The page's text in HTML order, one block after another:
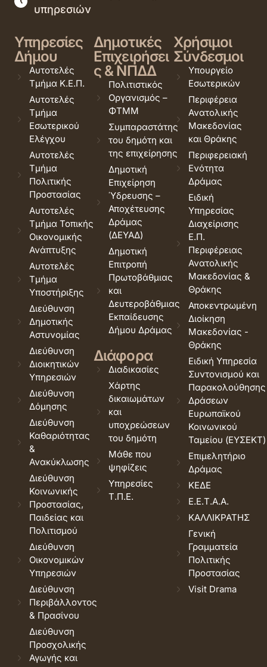
υπηρεσιών
Υπηρεσίες
Δήμου
Αυτοτελές
Τμήμα Κ.Ε.Π.
Αυτοτελές
Τμήμα
Εσωτερικού
Ελέγχου
Αυτοτελές
Τμήμα
Πολιτικής
Προστασίας
Αυτοτελές
Τμήμα Τοπικής
Οικονομικής
Ανάπτυξης
Αυτοτελές
Τμήμα
Υποστήριξης
Διεύθυνση
Δημοτικής
Αστυνομίας
Διεύθυνση
Διοικητικών
Υπηρεσιών
Διεύθυνση
Δόμησης
Διεύθυνση
Καθαριότητας
&
Ανακύκλωσης
Διεύθυνση
Κοινωνικής
Προστασίας,
Παιδείας και
Πολιτισμού
Διεύθυνση
Οικονομικών
Υπηρεσιών
Διεύθυνση
Περιβάλλοντος
& Πρασίνου
Διεύθυνση
Προσχολικής
Αγωγής και
Δημοτικές
Επιχειρήσει
ς & ΝΠΔΔ
Πολιτιστικός
Οργανισμός –
ΦΤΜΜ
Συμπαραστάτης
του δημότη και
της επιχείρησης
Δημοτική
Επιχείρηση
Ύδρευσης –
Αποχέτευσης
Δράμας
(ΔΕΥΑΔ)
Δημοτική
Επιτροπή
Πρωτοβάθμιας
και
Δευτεροβάθμιας
Εκπαίδευσης
Δήμου Δράμας
Διάφορα
Διαδικασίες
Χάρτης
δικαιωμάτων
και
υποχρεώσεων
του δημότη
Μάθε που
ψηφίζεις
Υπηρεσίες
Τ.Π.Ε.
Χρήσιμοι
Σύνδεσμοι
Υπουργείο
Εσωτερικών
Περιφέρεια
Ανατολικής
Μακεδονίας
και Θράκης
Περιφερειακή
Ενότητα
Δράμας
Ειδική
Υπηρεσίας
Διαχείρισης
Ε.Π.
Περιφέρειας
Ανατολικής
Μακεδονίας &
Θράκης
Αποκεντρωμένη
Διοίκηση
Μακεδονίας -
Θράκης
Ειδική Υπηρεσία
Συντονισμού και
Παρακολούθησης
Δράσεων
Ευρωπαϊκού
Κοινωνικού
Ταμείου (ΕΥΣΕΚΤ)
Επιμελητήριο
Δράμας
ΚΕΔΕ
Ε.Ε.Τ.Α.Α.
ΚΑΛΛΙΚΡΑΤΗΣ
Γενική
Γραμματεία
Πολιτικής
Προστασίας
Visit Drama